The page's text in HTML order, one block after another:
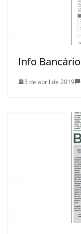
Info
3 de abril de 2019